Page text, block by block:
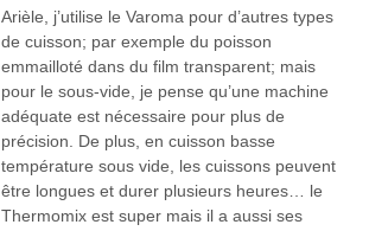
Arièle, j’utilise le Varoma pour d’autres types
de cuisson; par exemple du poisson
emmailloté dans du film transparent; mais
pour le sous-vide, je pense qu’une machine
adéquate est nécessaire pour plus de
précision. De plus, en cuisson basse
température sous vide, les cuissons peuvent
être longues et durer plusieurs heures… le
Thermomix est super mais il a aussi ses